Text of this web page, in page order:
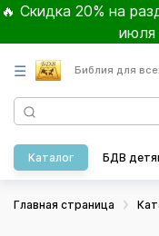
🔥 Скидка 20% на
июля
☰ Библия для
Каталог БДВ
Главная страница